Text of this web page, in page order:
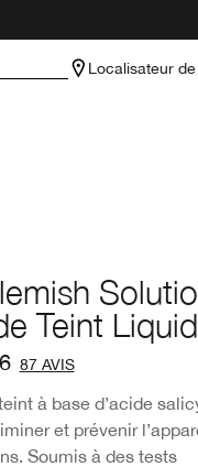
Localisateur
Teint
87 AVIS
à base d’acide
et prévenir
Soumis à des tests